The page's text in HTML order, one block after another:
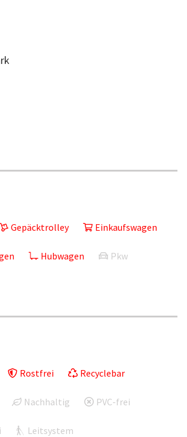
Gepäcktrolley Einkaufswagen
Hubwagen Pkw
Rostfrei Recyclebar
Nachhaltig PVC-frei
Leitsystem